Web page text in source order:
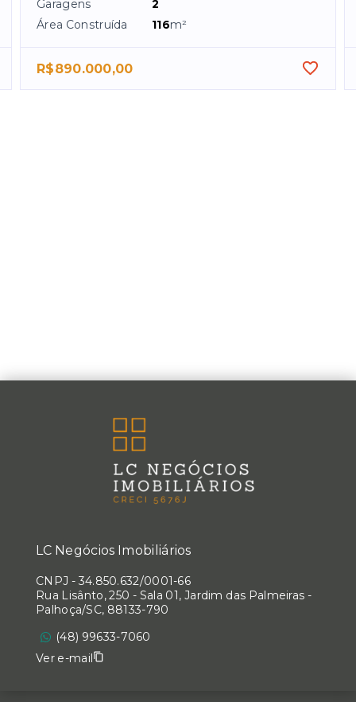
Garagens
2
Área Construída
116m²
R$890.000,00
LC Negócios Imobiliários
CNPJ - 34.850.632/0001-66
Rua Lisânto, 250 - Sala 01, Jardim das Palmeiras -
Palhoça/SC, 88133-790
(48) 99633-7060
Ver e-mail